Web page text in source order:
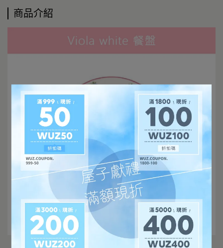
商品介紹